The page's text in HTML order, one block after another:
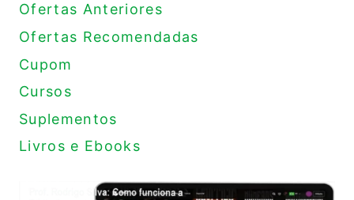
Ofertas Anteriores
Ofertas Recomendadas
Cupom
Cursos
Suplementos
Livros e Ebooks